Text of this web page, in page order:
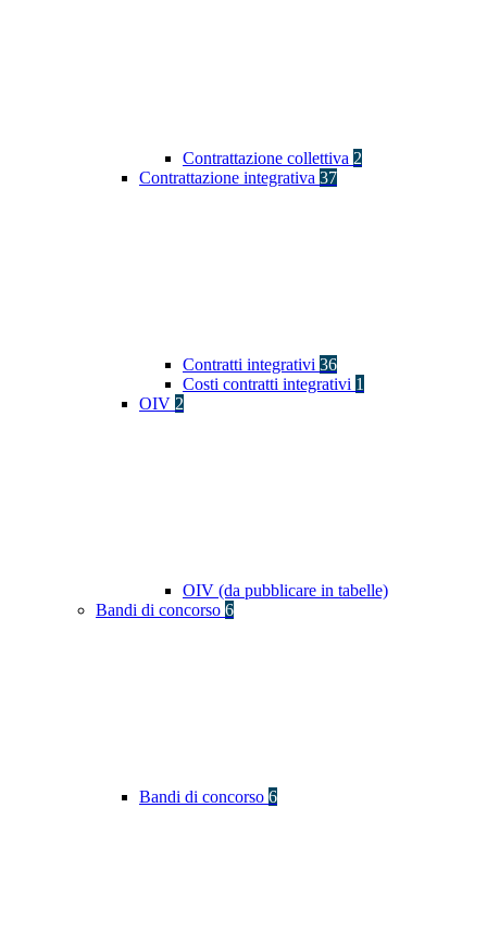
Contrattazione collettiva 2
Contrattazione integrativa 37
Contratti integrativi 36
Costi contratti integrativi 1
OIV 2
OIV (da pubblicare in tabelle)
Bandi di concorso 6
Bandi di concorso 6